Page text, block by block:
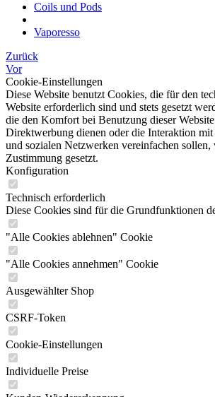
Coils und Pods
Vaporesso
Zurück
Vor
Cookie-Einstellungen
Diese Website benutzt Cookies, die für den
Website erforderlich sind und stets gesetzt
die den Komfort bei Benutzung dieser
Direktwerbung dienen oder die Interaktion mit
und sozialen Netzwerken vereinfachen
Zustimmung gesetzt.
Konfiguration
Technisch erforderlich
Diese Cookies sind für die Grundfunktionen
"Alle Cookies ablehnen" Cookie
"Alle Cookies annehmen" Cookie
Ausgewählter Shop
CSRF-Token
Cookie-Einstellungen
Individuelle Preise